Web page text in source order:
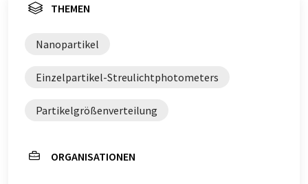
THEMEN
Nanopartikel
Einzelpartikel-Streulichtphotometers
Partikelgrößenverteilung
ORGANISATIONEN